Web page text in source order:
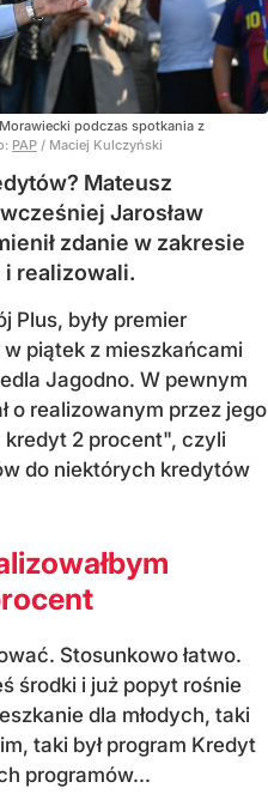
podczas spotkania z
PAP / Maciej Kulczyński
Mateusz
Jarosław
zdanie w zakresie
realizowali.
Plus, były premier
w piątek z mieszkańcami
Jagodno. W pewnym
o realizowanym przez jego
kredyt 2 procent", czyli
do niektórych kredytów
Stosunkowo łatwo.
środki i już popyt rośnie
dla młodych, taki
taki był program Kredyt
programów...